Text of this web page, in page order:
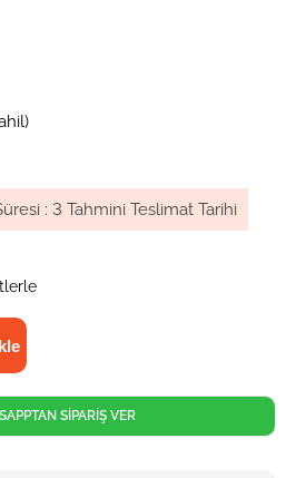
: 3 Tahmini Teslimat Tarihi
SİPARİŞ VER